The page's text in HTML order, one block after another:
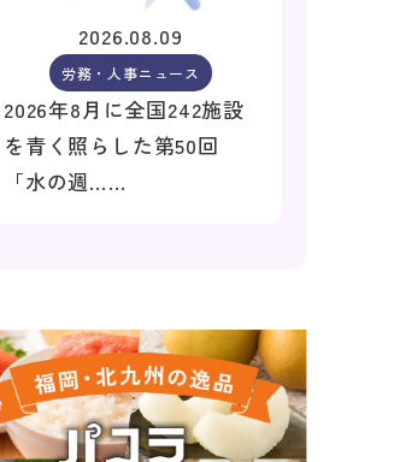
2026.08.09
労務・人事ニュース
2026年8月に全国242施設
を青く照らした第50回
「水の週……